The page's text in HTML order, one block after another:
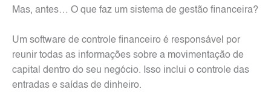
Mas, antes… O que faz um sistema de gestão financeira?
Um software de controle financeiro é responsável por
reunir todas as informações sobre a movimentação de
capital dentro do seu negócio. Isso inclui o controle das
entradas e saídas de dinheiro.